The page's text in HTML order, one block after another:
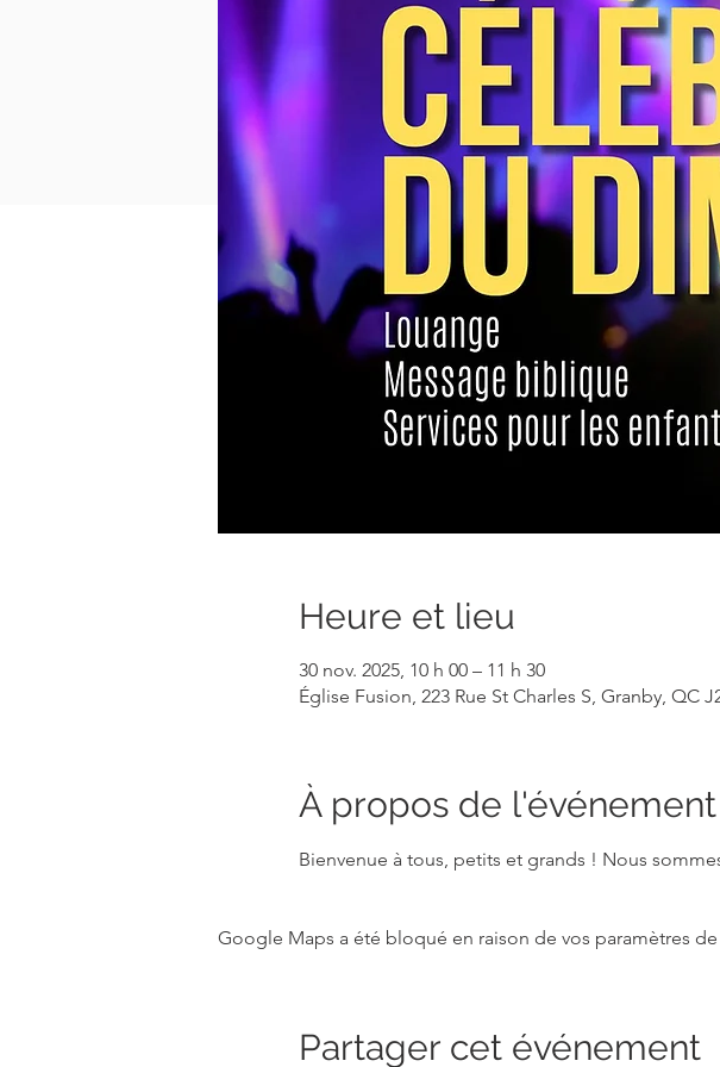
Heure et lieu
30 nov. 2025, 10 h 00 – 11 h 30
Église Fusion, 223 Rue St Charles S, Granby, QC
À propos de l'événement
Bienvenue à tous, petits et grands ! Nous
Google Maps a été bloqué en raison de vos paramètres
Partager cet événement